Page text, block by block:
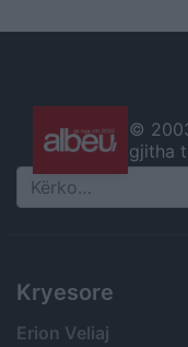
©
gjitha
Search
Kryesore
Erion Veliaj